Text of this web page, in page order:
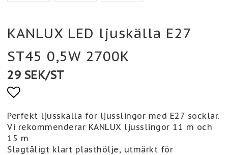
KANLUX LED ljuskälla E27
ST45 0,5W 2700K
29 SEK/ST
Lägg till i favoritlistan
Perfekt ljusskälla för ljusslingor med E27 socklar.
Vi rekommenderar KANLUX ljusslingor 11 m och
15 m
Slagtåligt klart plasthölje, utmärkt för